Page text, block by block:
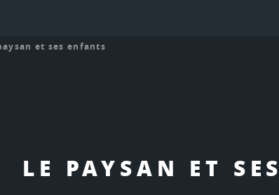
LE PAYSAN ET
et ses enfants